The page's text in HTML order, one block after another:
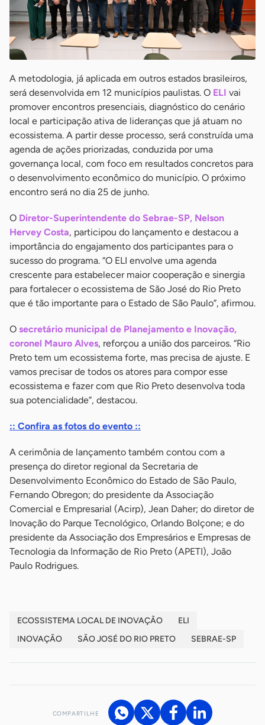
A metodologia, já aplicada em outros estados brasileiros,
será desenvolvida em 12 municípios paulistas. O ELI vai
promover encontros presenciais, diagnóstico do cenário
local e participação ativa de lideranças que já atuam no
ecossistema. A partir desse processo, será construída uma
agenda de ações priorizadas, conduzida por uma
governança local, com foco em resultados concretos para
o desenvolvimento econômico do município. O próximo
encontro será no dia 25 de junho.
O Diretor-Superintendente do Sebrae-SP, Nelson
Hervey Costa, participou do lançamento e destacou a
importância do engajamento dos participantes para o
sucesso do programa. “O ELI envolve uma agenda
crescente para estabelecer maior cooperação e sinergia
para fortalecer o ecossistema de São José do Rio Preto
que é tão importante para o Estado de São Paulo”, afirmou.
O secretário municipal de Planejamento e Inovação,
coronel Mauro Alves, reforçou a união dos parceiros. “Rio
Preto tem um ecossistema forte, mas precisa de ajuste. E
vamos precisar de todos os atores para compor esse
ecossistema e fazer com que Rio Preto desenvolva toda
sua potencialidade”, destacou.
:: Confira as fotos do evento ::
A cerimônia de lançamento também contou com a
presença do diretor regional da Secretaria de
Desenvolvimento Econômico do Estado de São Paulo,
Fernando Obregon; do presidente da Associação
Comercial e Empresarial (Acirp), Jean Daher; do diretor de
Inovação do Parque Tecnológico, Orlando Bolçone; e do
presidente da Associação dos Empresários e Empresas de
Tecnologia da Informação de Rio Preto (APETI), João
Paulo Rodrigues.
ECOSSISTEMA LOCAL DE INOVAÇÃO
ELI
INOVAÇÃO
SÃO JOSÉ DO RIO PRETO SEBRAE-SP
COMPARTILHE